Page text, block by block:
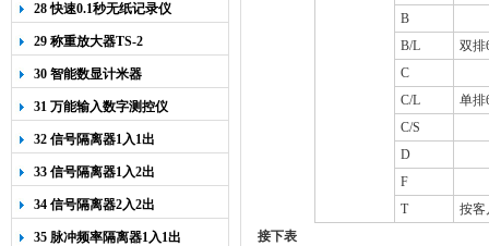
28 快速0.1秒无纸记录仪
29 称重放大器TS-2
30 智能数显计米器
31 万能输入数字测控仪
32 信号隔离器1入1出
33 信号隔离器1入2出
34 信号隔离器2入2出
35 脉冲频率隔离器1入1出
B
B/L
双排
C
C/L
单排
C/S
D
F
T
按客
接下表